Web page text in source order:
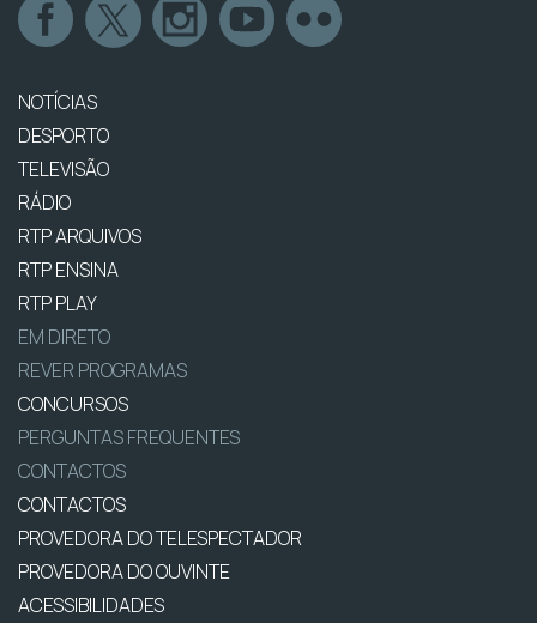
NOTÍCIAS
DESPORTO
TELEVISÃO
RÁDIO
RTP ARQUIVOS
RTP ENSINA
RTP PLAY
EM DIRETO
REVER PROGRAMAS
CONCURSOS
PERGUNTAS FREQUENTES
CONTACTOS
CONTACTOS
PROVEDORA DO TELESPECTADOR
PROVEDORA DO OUVINTE
ACESSIBILIDADES